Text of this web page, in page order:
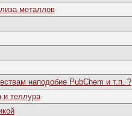
металлов
наподобие PubChem и т.п. ?
и теллура